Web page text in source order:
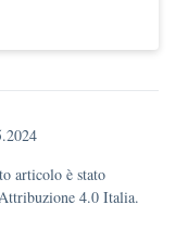
articolo è stato
4.0 Italia.